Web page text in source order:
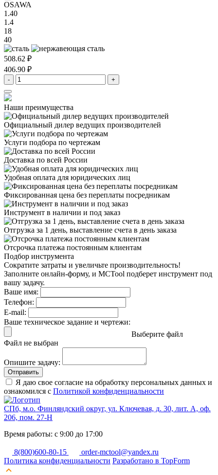
OSAWA
1.40
1.4
18
40
508.62 ₽
406.90 ₽
- +
Наши преимущества
Официальный дилер ведущих производителей
Услуги подбора по чертежам
Доставка по всей России
Удобная оплата для юридических лиц
Фиксированная цена без переплаты посредникам
Инструмент в наличии и под заказ
Отгрузка за 1 день, выставление счета в день заказа
Отсрочка платежа постоянным клиентам
Подбор инструмента
Сократите затраты и увеличьте производительность!
Заполните онлайн-форму, и MCTool подберет инструмент под
вашу задачу.
Ваше имя:
Телефон:
E-mail:
Ваше техническое задание и чертежи:
Выберите файл
Файл не выбран
Опишите задачу:
Отправить
Я даю свое согласие на обработку персональных данных и
ознакомился с Политикой конфиденциальности
СПб, м.о. Финляндский округ, ул. Ключевая, д. 30, лит. А, оф.
206, пом. 27-Н
Время работы: с 9:00 до 17:00
8(800)600-80-15
order-mctool@yandex.ru
Политика конфиденциальности Разработано в TopForm